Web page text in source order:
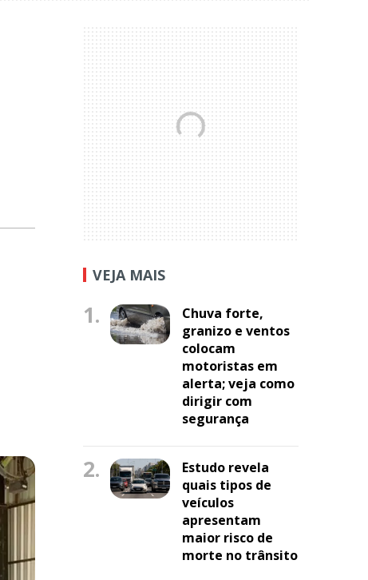
VEJA MAIS
1.
Chuva forte,
granizo e ventos
colocam
motoristas em
alerta; veja como
dirigir com
segurança
2.
Estudo revela
quais tipos de
veículos
apresentam
maior risco de
morte no trânsito